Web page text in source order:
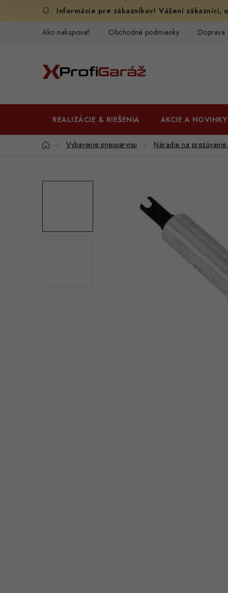
Vážení zákazníci,
Ako nakupovať Obchodné podmienky Doprava
REALIZÁCIE & RIEŠENIA AKCIE A NOVINKY
DomovVybavenie pneuservisu Náradie na prezúvanie